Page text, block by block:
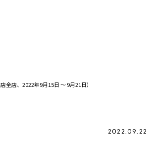
全店、2022年9月15日 ～ 9月21日）
2022.09.22